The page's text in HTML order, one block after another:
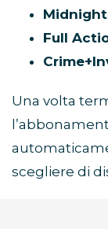
Full
Una volta
scegliere di